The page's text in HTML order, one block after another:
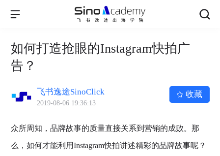
如何打造抢眼的Instagram快拍广
告？
飞书逸途SinoClick
2019-08-06 19:36:13
收藏
众所周知，品牌故事的质量直接关系到营销的成败。那
么，如何才能利用Instagram快拍讲述精彩的品牌故事呢？